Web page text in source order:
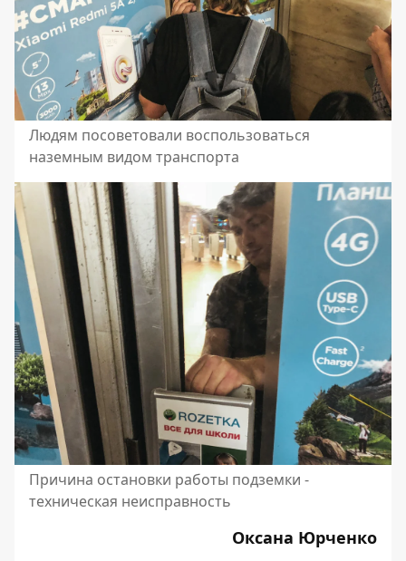
Людям посоветовали воспользоваться
наземным видом транспорта
Причина остановки работы подземки -
техническая неисправность
Оксана Юрченко